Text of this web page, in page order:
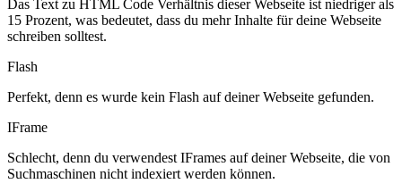
Das Text zu HTML Code Verhältnis dieser Webseite ist niedriger als
15 Prozent, was bedeutet, dass du mehr Inhalte für deine Webseite
schreiben solltest.
Flash
Perfekt, denn es wurde kein Flash auf deiner Webseite gefunden.
IFrame
Schlecht, denn du verwendest IFrames auf deiner Webseite, die von
Suchmaschinen nicht indexiert werden können.